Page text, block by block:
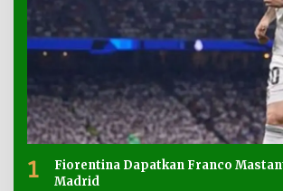
1
Fiorentina Dapatkan Franco
Madrid